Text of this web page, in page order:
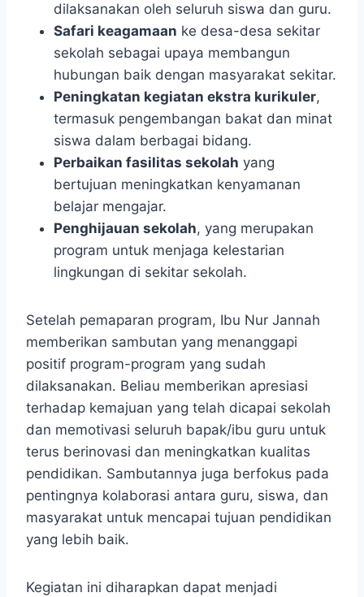
dilaksanakan oleh seluruh siswa dan guru.
Safari keagamaan ke desa-desa sekitar
sekolah sebagai upaya membangun
hubungan baik dengan masyarakat sekitar.
Peningkatan kegiatan ekstra kurikuler,
termasuk pengembangan bakat dan minat
siswa dalam berbagai bidang.
Perbaikan fasilitas sekolah yang
bertujuan meningkatkan kenyamanan
belajar mengajar.
Penghijauan sekolah, yang merupakan
program untuk menjaga kelestarian
lingkungan di sekitar sekolah.
Setelah pemaparan program, Ibu Nur Jannah
memberikan sambutan yang menanggapi
positif program-program yang sudah
dilaksanakan. Beliau memberikan apresiasi
terhadap kemajuan yang telah dicapai sekolah
dan memotivasi seluruh bapak/ibu guru untuk
terus berinovasi dan meningkatkan kualitas
pendidikan. Sambutannya juga berfokus pada
pentingnya kolaborasi antara guru, siswa, dan
masyarakat untuk mencapai tujuan pendidikan
yang lebih baik.
Kegiatan ini diharapkan dapat menjadi